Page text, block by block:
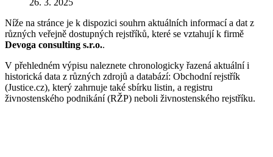
Níže na stránce je k dispozici souhrn aktuálních informací a dat z
různých veřejně dostupných rejstříků, které se vztahují k firmě
Devoga consulting s.r.o..
V přehledném výpisu naleznete chronologicky řazená aktuální i
historická data z různých zdrojů a databází: Obchodní rejstřík
(Justice.cz), který zahrnuje také sbírku listin, a registru
živnostenského podnikání (RŽP) neboli živnostenského rejstříku.